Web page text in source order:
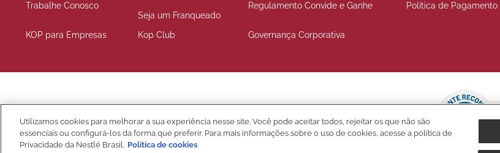
Trabalhe Conosco
Seja um Franqueado
Regulamento Convide e Ganhe
KOP para Empresas Kop Club Governança Corporativa
Política de Pagamento
Compre Seguro
Utilizamos cookies para melhorar a sua experiência nesse site. Você pode aceitar todos, rejeitar os que não são
essenciais ou configurá-los da forma que preferir. Para mais informações sobre o uso de cookies, acesse a política de
Privacidade da Nestlé Brasil. Política de cookies